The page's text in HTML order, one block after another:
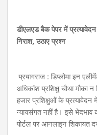
डीएलएड बैक पेपर में
निराश, उठाए प्रश्न
प्रयागराज : डिप्लोमा इन
अधिकांश प्रशिक्षु चौथा मौका
हजार प्रशिक्षुओं के प्रत्यावेदन
न्यायसंगत नहीं है। इसे भेदभाव
पोर्टल पर आनलाइन शिकायत